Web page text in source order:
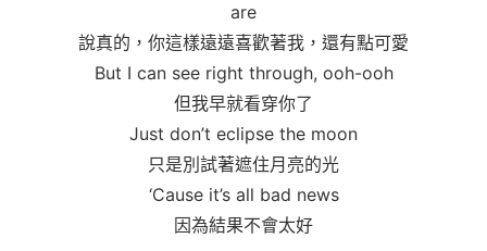
are
說真的，你這樣遠遠喜歡著我，還有點可愛
But I can see right through, ooh-ooh
但我早就看穿你了
Just don’t eclipse the moon
只是別試著遮住月亮的光
‘Cause it’s all bad news
因為結果不會太好